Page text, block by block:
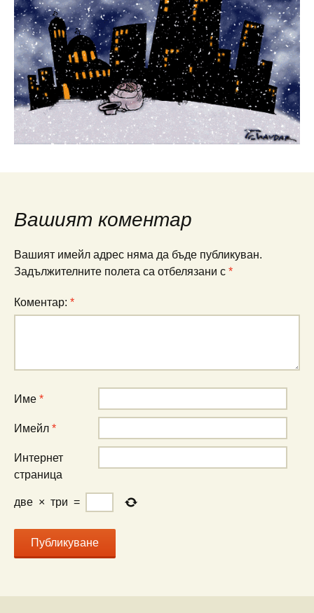
Вашият коментар
Вашият имейл адрес няма да бъде публикуван.
Задължителните полета са отбелязани с *
Коментар: *
Име *
Имейл *
Интернет
страница
две × три =